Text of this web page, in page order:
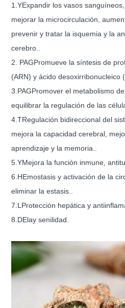
1.YExpandir los vasos
mejorar la microcirculación,
prevenir y tratar la isquemia y la
cerebro.
2.
PAGPromueve la síntesis de
(ARN) y ácido desoxirribonucleico
3. PAGPromover el metabolismo
equilibrar la regulación de las
4.TRegulación bidireccional del
mejora la capacidad cerebral,
aprendizaje y la memoria.
5.YMejora la función inmune,
6. HEmostasis y activación de la
eliminar la estasis.
7. L Protección hepática y
8. DElay senilidad